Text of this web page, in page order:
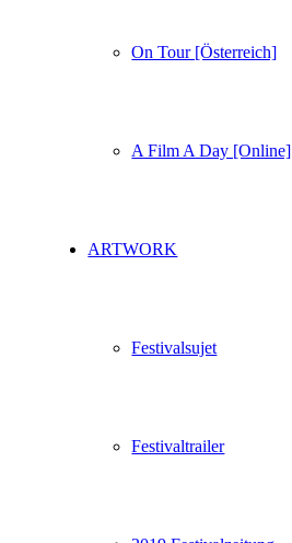
On Tour [Österreich]
A Film A Day [Online]
ARTWORK
Festivalsujet
Festivaltrailer